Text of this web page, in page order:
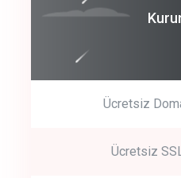
Get
Start by trying our service for 30 days
Ücretsiz
Ücretsiz
Coroprate